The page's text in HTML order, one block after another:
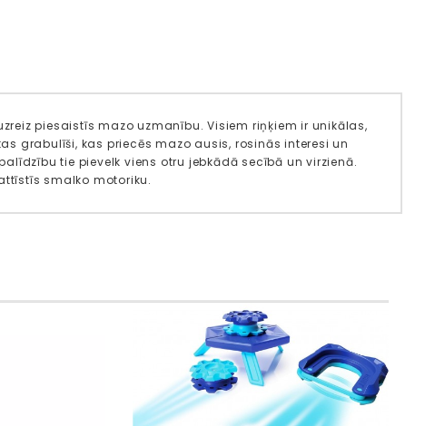
piesaistīs mazo uzmanību. Visiem riņķiem ir unikālas,
grabulīši, kas priecēs mazo ausis, rosinās interesi un
tie pievelk viens otru jebkādā secībā un virzienā.
smalko motoriku.